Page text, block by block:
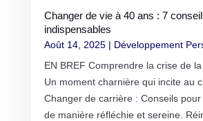
Changer de vie à 40 ans : 7
indispensables
Août 14, 2025| Développement
EN BREF Comprendre la crise de
Un moment charnière qui incite au
Changer de carrière : Conseils
de manière réfléchie et sereine.